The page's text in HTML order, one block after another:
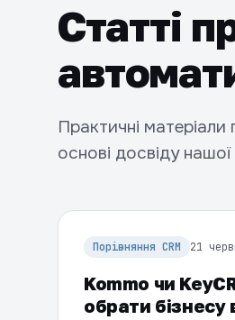
Статті
Практичні
основі досвіду
Порівняння CRM 21
Kommo чи
обрати бізнесу